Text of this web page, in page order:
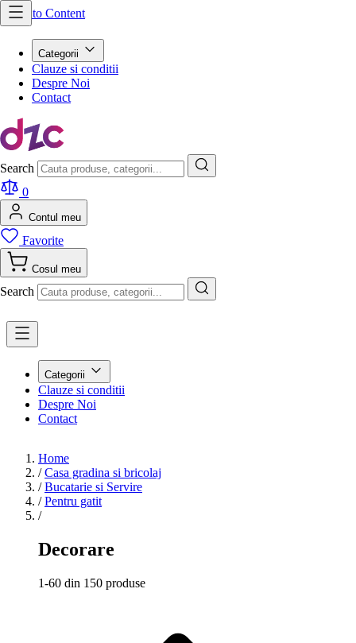
Skip to Content
Categorii
Clauze si conditii
Despre Noi
Contact
Search
0
Contul meu
Favorite
Cosul meu
Search
Categorii
Clauze si conditii
Despre Noi
Contact
Home
/ Casa gradina si bricolaj
/ Bucatarie si Servire
/ Pentru gatit
/
Decorare
1-60 din 150 produse